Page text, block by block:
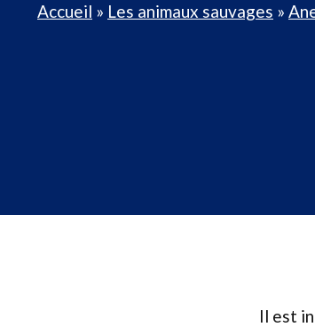
Accueil » Les animaux sauvages »
Il est